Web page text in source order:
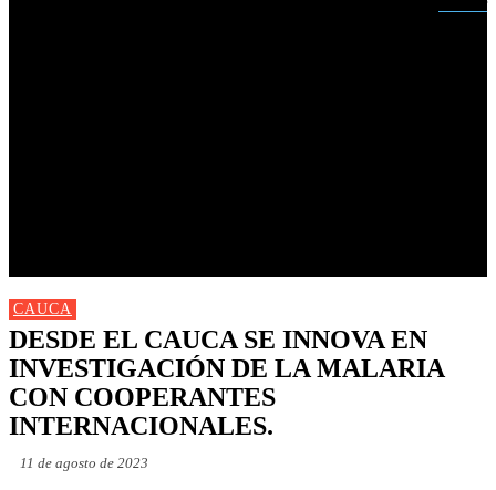
CAUCA
DESDE EL CAUCA SE INNOVA EN
INVESTIGACIÓN DE LA MALARIA
CON COOPERANTES
INTERNACIONALES.
11 de agosto de 2023